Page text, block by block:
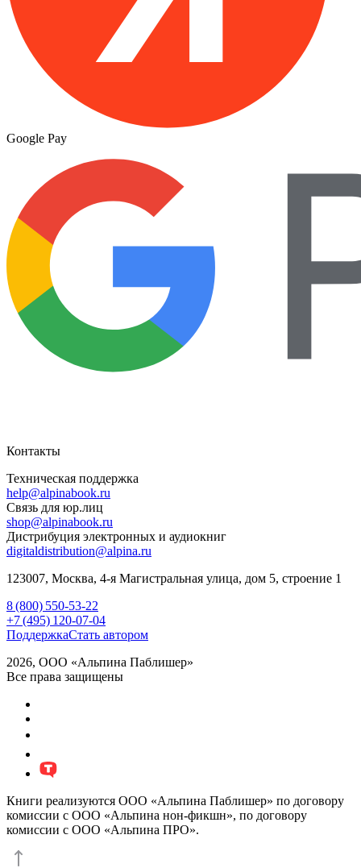
Google Pay
Контакты
Техническая поддержка
help@alpinabook.ru
Связь для юр.лиц
shop@alpinabook.ru
Дистрибуция электронных и аудиокниг
digitaldistribution@alpina.ru
123007, Москва, 4-я Магистральная улица, дом 5, строение 1
8 (800) 550-53-22
+7 (495) 120-07-04
ПоддержкаСтать автором
2026, ООО «Альпина Паблишер»
Все права защищены
Книги реализуются ООО «Альпина Паблишер» по договору
комиссии с ООО «Альпина нон-фикшн», по договору
комиссии с ООО «Альпина ПРО».